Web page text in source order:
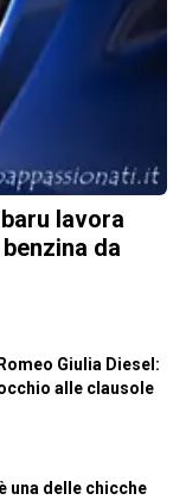
lavora
da
Giulia Diesel:
alle clausole
una delle chicche